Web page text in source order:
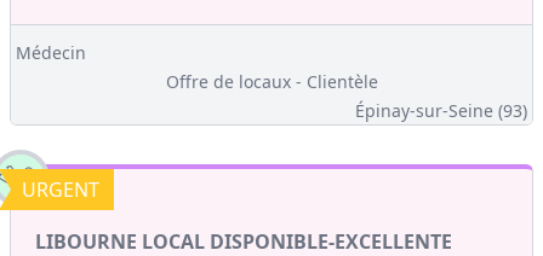
Médecin
Offre de locaux - Clientèle
Épinay-sur-Seine (93)
URGENT
LIBOURNE LOCAL DISPONIBLE-EXCELLENTE